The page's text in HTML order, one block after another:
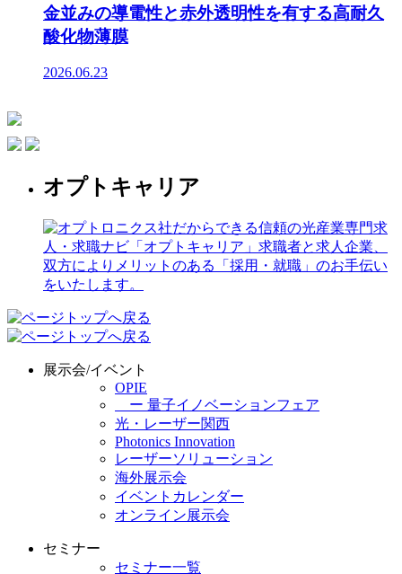
金並みの導電性と赤外透明性を有する高耐久
酸化物薄膜
2026.06.23
オプトキャリア
展示会/イベント
OPIE
ー 量子イノベーションフェア
光・レーザー関西
Photonics Innovation
レーザーソリューション
海外展示会
イベントカレンダー
オンライン展示会
セミナー
セミナー一覧